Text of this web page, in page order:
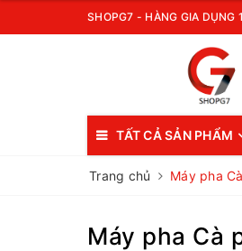
SHOPG7 - HÀNG GIA DỤNG
TẤT CẢ SẢN PHẨM
Trang chủ Máy pha
Máy pha Cà